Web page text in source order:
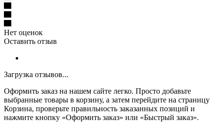
Нет оценок
Оставить отзыв
Загрузка отзывов...
Оформить заказ на нашем сайте легко. Просто добавьте
выбранные товары в корзину, а затем перейдите на страницу
Корзина, проверьте правильность заказанных позиций и
нажмите кнопку «Оформить заказ» или «Быстрый заказ».